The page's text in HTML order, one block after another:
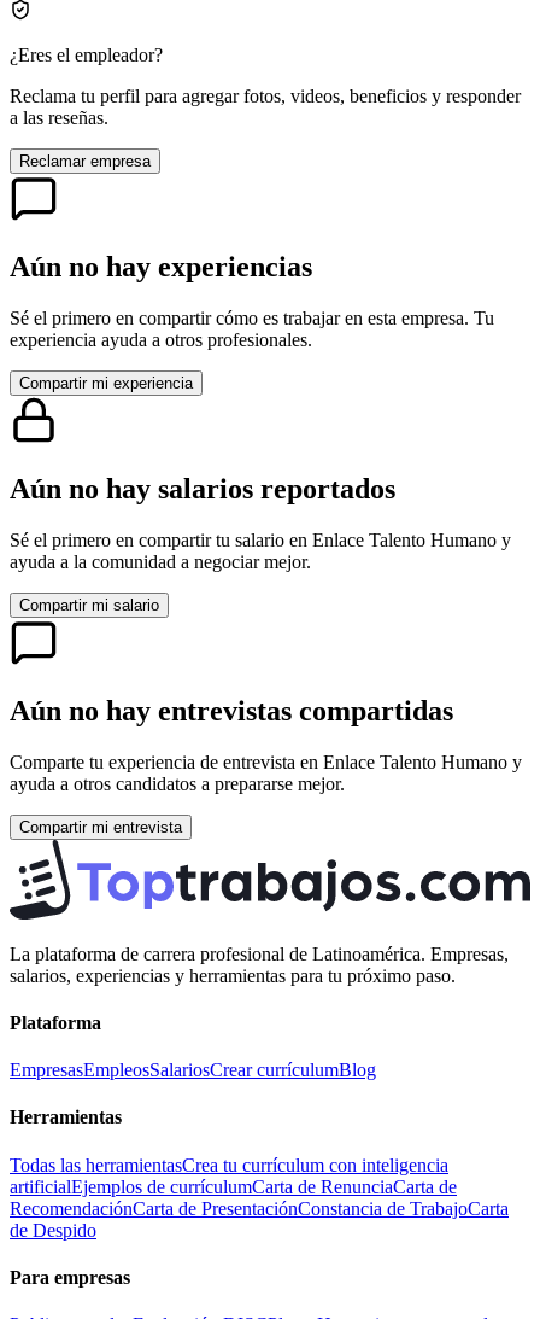
¿Eres el empleador?
Reclama tu perfil para agregar fotos, videos, beneficios y responder
a las reseñas.
Reclamar empresa
Aún no hay experiencias
Sé el primero en compartir cómo es trabajar en esta empresa. Tu
experiencia ayuda a otros profesionales.
Compartir mi experiencia
Aún no hay salarios reportados
Sé el primero en compartir tu salario en Enlace Talento Humano y
ayuda a la comunidad a negociar mejor.
Compartir mi salario
Aún no hay entrevistas compartidas
Comparte tu experiencia de entrevista en Enlace Talento Humano y
ayuda a otros candidatos a prepararse mejor.
Compartir mi entrevista
La plataforma de carrera profesional de Latinoamérica. Empresas,
salarios, experiencias y herramientas para tu próximo paso.
Plataforma
EmpresasEmpleosSalariosCrear currículumBlog
Herramientas
Todas las herramientasCrea tu currículum con inteligencia
artificialEjemplos de currículumCarta de RenunciaCarta de
RecomendaciónCarta de PresentaciónConstancia de TrabajoCarta
de Despido
Para empresas